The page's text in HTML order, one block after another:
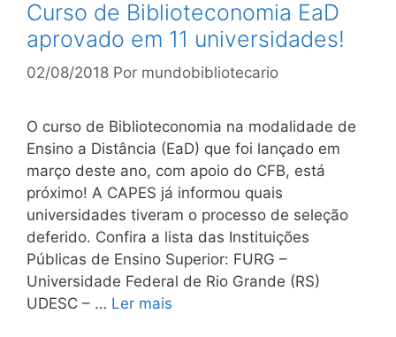
Curso de Biblioteconomia EaD
aprovado em 11 universidades!
02/08/2018 Por mundobibliotecario
O curso de Biblioteconomia na modalidade de
Ensino a Distância (EaD) que foi lançado em
março deste ano, com apoio do CFB, está
próximo! A CAPES já informou quais
universidades tiveram o processo de seleção
deferido. Confira a lista das Instituições
Públicas de Ensino Superior: FURG –
Universidade Federal de Rio Grande (RS)
UDESC – … Ler mais